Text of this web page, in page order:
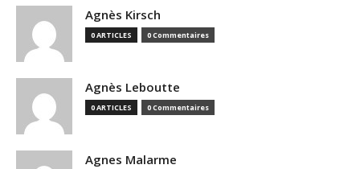
Agnès Kirsch
0 ARTICLES 0 Commentaires
Agnès Leboutte
0 ARTICLES 0 Commentaires
Agnes Malarme